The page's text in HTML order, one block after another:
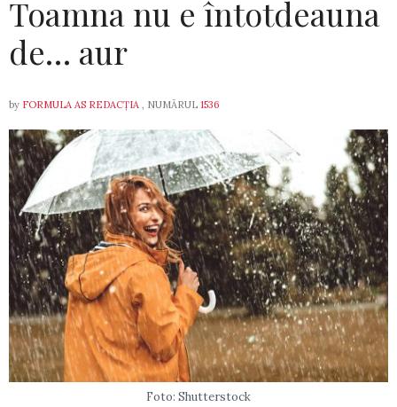
Toamna nu e întotdeauna
de… aur
by FORMULA AS REDACȚIA , NUMĂRUL 1536
Foto: Shutterstock